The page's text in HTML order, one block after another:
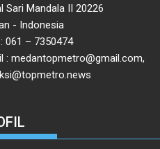
Sari Mandala II 20226
- Indonesia
061 – 7350474
: medantopmetro@gmail.com,